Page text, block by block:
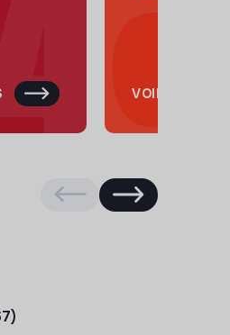
VOIR LES